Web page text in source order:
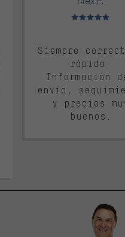
Valoración
Siempre
rápido.
Información
envío,
y precios
buenos.